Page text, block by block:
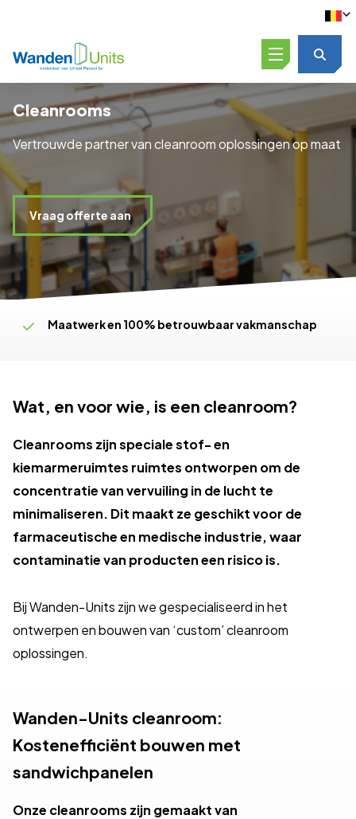
Open menu
Cleanrooms
Vertrouwde partner van cleanroom oplossingen op maat
Vraag offerte aan
Productie, levering én montage
Maatwerk en 100% betrouwbaar vakmanschap
Oplossingsgericht en flexibel schakelen
Wat, en voor wie, is een cleanroom?
Cleanrooms zijn speciale stof- en
kiemarmeruimtes ruimtes ontworpen om de
concentratie van vervuiling in de lucht te
minimaliseren. Dit maakt ze geschikt voor de
farmaceutische en medische industrie, waar
contaminatie van producten een risico is.
Bij Wanden-Units zijn we gespecialiseerd in het
ontwerpen en bouwen van ‘custom’ cleanroom
oplossingen.
Wanden-Units cleanroom:
Kostenefficiënt bouwen met
sandwichpanelen
Onze cleanrooms zijn gemaakt van